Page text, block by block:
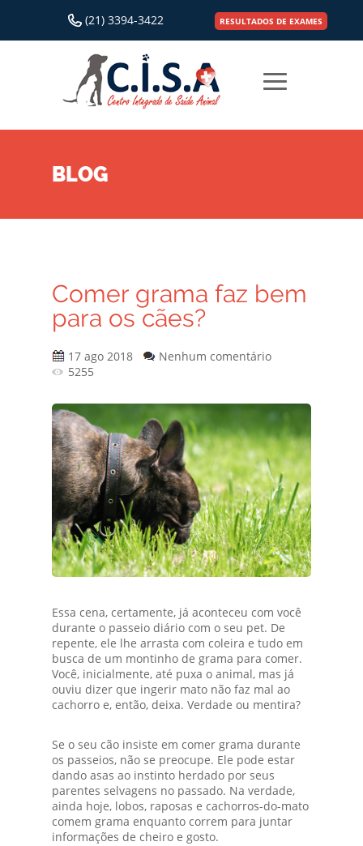
(21) 3394-3422 RESULTADOS DE EXAMES
BLOG
Comer grama faz bem
para os cães?
17 ago 2018
Nenhum comentário
5255
Essa cena, certamente, já aconteceu com você
durante o passeio diário com o seu pet. De
repente, ele lhe arrasta com coleira e tudo em
busca de um montinho de grama para comer.
Você, inicialmente, até puxa o animal, mas já
ouviu dizer que ingerir mato não faz mal ao
cachorro e, então, deixa. Verdade ou mentira?
Se o seu cão insiste em comer grama durante
os passeios, não se preocupe. Ele pode estar
dando asas ao instinto herdado por seus
parentes selvagens no passado. Na verdade,
ainda hoje, lobos, raposas e cachorros-do-mato
comem grama enquanto correm para juntar
informações de cheiro e gosto.